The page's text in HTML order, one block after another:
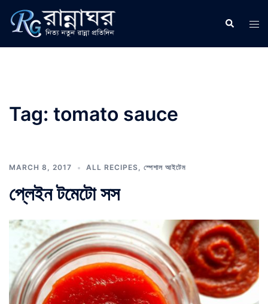
content
Search
Tag: tomato sauce
MARCH 8, 2017 ALL RECIPES, স্পেশাল আইটেম
প্লেইন টমেটো সস